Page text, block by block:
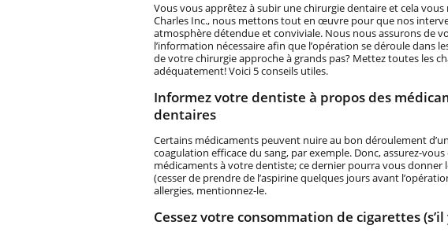
Vous vous apprêtez à subir une chirurgie dentaire et cela
Charles Inc., nous mettons tout en œuvre pour que nos
atmosphère détendue et conviviale. Nous nous assurons de
l’information nécessaire afin que l’opération se déroule dans
de votre chirurgie approche à grands pas? Mettez toutes les
adéquatement! Voici 5 conseils utiles.
Informez votre dentiste à propos des
dentaires
Certains médicaments peuvent nuire au bon déroulement
coagulation efficace du sang, par exemple. Donc, assurez-
médicaments à votre dentiste; ce dernier pourra vous
(cesser de prendre de l’aspirine quelques jours avant
allergies, mentionnez-le.
Cessez votre consommation de cigarettes